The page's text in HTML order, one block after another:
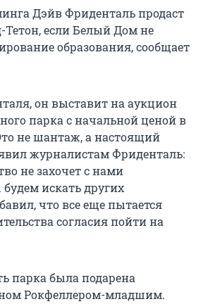
Дэйв Фриденталь продаст
Тетон, если Белый Дом не
образования, сообщает
он выставит на аукцион
парка с начальной ценой в
не шантаж, а настоящий
журналистам Фриденталь:
не захочет с нами
искать других
что все еще пытается
согласия пойти на
парка была подарена
Рокфеллером-младшим.